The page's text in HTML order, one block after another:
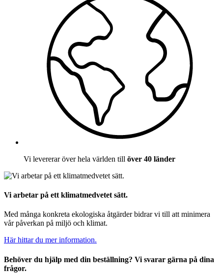
Vi levererar över hela världen till över 40 länder
Vi arbetar på ett klimatmedvetet sätt.
Med många konkreta ekologiska åtgärder bidrar vi till att minimera
vår påverkan på miljö och klimat.
Här hittar du mer information.
Behöver du hjälp med din beställning? Vi svarar gärna på dina
frågor.